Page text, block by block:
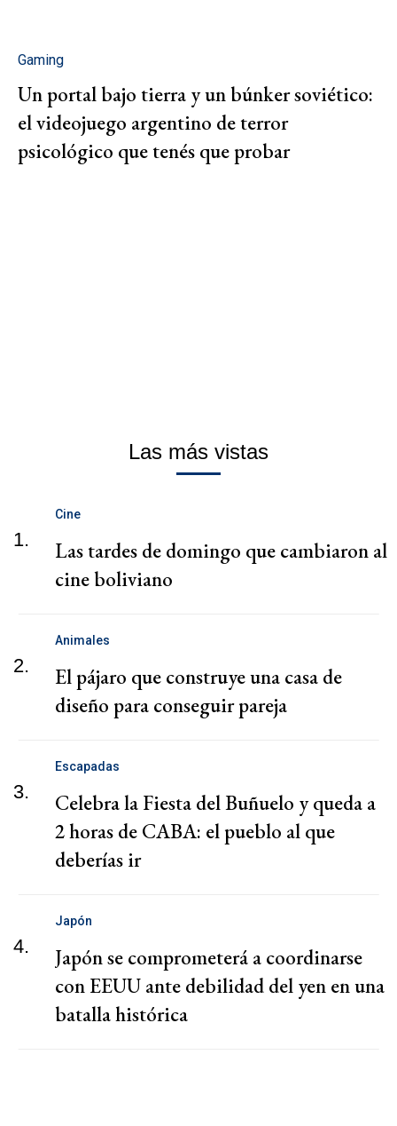
Gaming
Un portal bajo tierra y un búnker soviético:
el videojuego argentino de terror
psicológico que tenés que probar
Las más vistas
1.
Cine
Las tardes de domingo que cambiaron al
cine boliviano
2.
Animales
El pájaro que construye una casa de
diseño para conseguir pareja
3.
Escapadas
Celebra la Fiesta del Buñuelo y queda a
2 horas de CABA: el pueblo al que
deberías ir
4.
Japón
Japón se comprometerá a coordinarse
con EEUU ante debilidad del yen en una
batalla histórica